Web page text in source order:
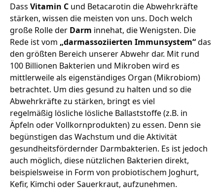
Dass Vitamin C und Betacarotin die Abwehrkräfte
stärken, wissen die meisten von uns. Doch welch
große Rolle der Darm innehat, die Wenigsten. Die
Rede ist vom „darmassoziierten Immunsystem“das
den größten Bereich unserer Abwehr dar. Mit rund
100 Billionen Bakterien und Mikroben wird es
mittlerweile als eigenständiges Organ (Mikrobiom)
betrachtet. Um dies gesund zu halten und so die
Abwehrkräfte zu stärken, bringt es viel
regelmäßig lösliche lösliche Ballaststoffe (z.B. in
Äpfeln oder Vollkornprodukten) zu essen. Denn sie
begünstigen das Wachstum und die Aktivität
gesundheitsfördernder Darmbakterien. Es ist jedoch
auch möglich, diese nützlichen Bakterien direkt,
beispielsweise in Form von probiotischem Joghurt,
Kefir, Kimchi oder Sauerkraut, aufzunehmen.